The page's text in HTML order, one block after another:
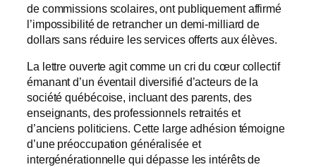
de commissions scolaires, ont publiquement affirmé
l’impossibilité de retrancher un demi-milliard de
dollars sans réduire les services offerts aux élèves.
La lettre ouverte agit comme un cri du cœur collectif
émanant d’un éventail diversifié d’acteurs de la
société québécoise, incluant des parents, des
enseignants, des professionnels retraités et
d’anciens politiciens. Cette large adhésion témoigne
d’une préoccupation généralisée et
intergénérationnelle qui dépasse les intérêts de